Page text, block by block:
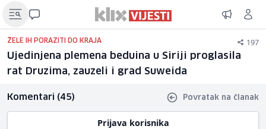
ŽELE IH PORAZITI DO KRAJA 197
Ujedinjena plemena beduina u Siriji proglasila
rat Druzima, zauzeli i grad Suweida
Komentari (45) Povratak na članak
Prijava korisnika